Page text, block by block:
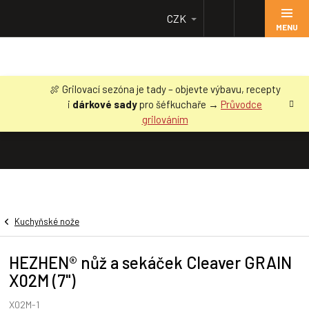
obsah
🍖 Grilovací sezóna je tady – objevte výbavu, recepty
i dárkové sadypro šéfkuchaře → Průvodce
grilováním
CZK
Kuchyňské nože
HEZHEN® nůž a sekáček Cleaver GRAIN
X02M (7")
X02M-1